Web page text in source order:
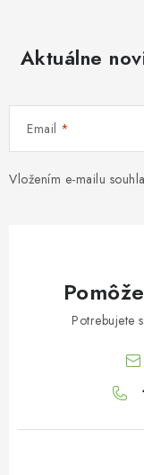
Aktuálne
Email
Vložením e-mailu
Potrebujete